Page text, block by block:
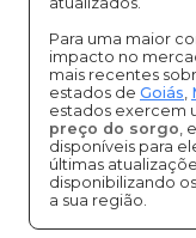
Para uma maior
impacto no
mais recentes
estados de Goiás,
estados exercem
preço do sorgo,
disponíveis para
últimas
disponibilizando
a sua região.